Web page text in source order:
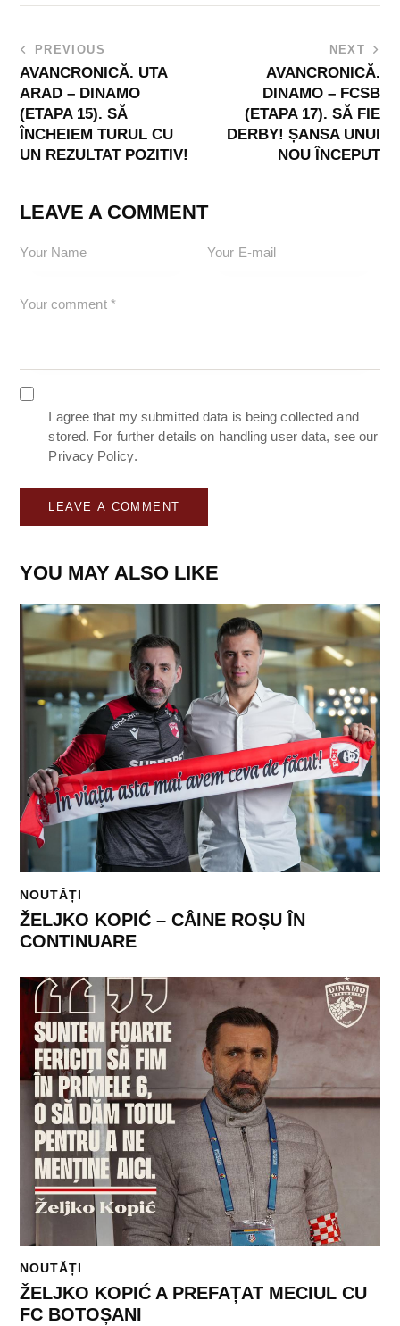
PREVIOUS
AVANCRONICĂ. UTA
ARAD – DINAMO
(ETAPA 15). SĂ
ÎNCHEIEM TURUL CU
UN REZULTAT POZITIV!
NEXT
AVANCRONICĂ.
DINAMO – FCSB
(ETAPA 17). SĂ FIE
DERBY! ȘANSA UNUI
NOU ÎNCEPUT
LEAVE A COMMENT
I agree that my submitted data is being collected and
stored. For further details on handling user data, see our
Privacy Policy.
YOU MAY ALSO LIKE
NOUTĂȚI
ŽELJKO KOPIĆ – CÂINE ROȘU ÎN
CONTINUARE
NOUTĂȚI
ŽELJKO KOPIĆ A PREFAȚAT MECIUL CU
FC BOTOȘANI